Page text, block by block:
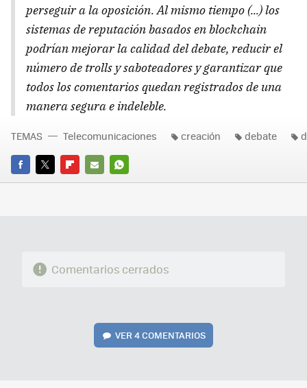
perseguir a la oposición. Al mismo tiempo (...) los
sistemas de reputación basados en blockchain
podrían mejorar la calidad del debate, reducir el
número de trolls y saboteadores y garantizar que
todos los comentarios quedan registrados de una
manera segura e indeleble.
FACEBOOK
TWITTERFLIPBOARD
E-
WHATSAPP
TEMAS Telecomunicaciones creación debate
Comentarios cerrados
VER4 COMENTARIOS